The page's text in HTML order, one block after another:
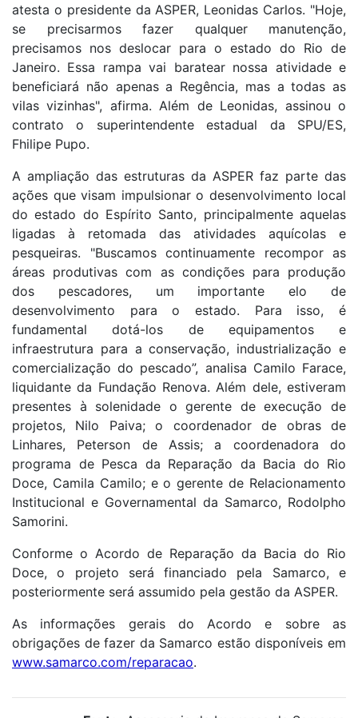
atesta o presidente da ASPER, Leonidas Carlos. "Hoje,
se precisarmos fazer qualquer manutenção,
precisamos nos deslocar para o estado do Rio de
Janeiro. Essa rampa vai baratear nossa atividade e
beneficiará não apenas a Regência, mas a todas as
vilas vizinhas", afirma. Além de Leonidas, assinou o
contrato o superintendente estadual da SPU/ES,
Fhilipe Pupo.
A ampliação das estruturas da ASPER faz parte das
ações que visam impulsionar o desenvolvimento local
do estado do Espírito Santo, principalmente aquelas
ligadas à retomada das atividades aquícolas e
pesqueiras. "Buscamos continuamente recompor as
áreas produtivas com as condições para produção
dos pescadores, um importante elo de
desenvolvimento para o estado. Para isso, é
fundamental dotá-los de equipamentos e
infraestrutura para a conservação, industrialização e
comercialização do pescado”, analisa Camilo Farace,
liquidante da Fundação Renova. Além dele, estiveram
presentes à solenidade o gerente de execução de
projetos, Nilo Paiva; o coordenador de obras de
Linhares, Peterson de Assis; a coordenadora do
programa de Pesca da Reparação da Bacia do Rio
Doce, Camila Camilo; e o gerente de Relacionamento
Institucional e Governamental da Samarco, Rodolpho
Samorini.
Conforme o Acordo de Reparação da Bacia do Rio
Doce, o projeto será financiado pela Samarco, e
posteriormente será assumido pela gestão da ASPER.
As informações gerais do Acordo e sobre as
obrigações de fazer da Samarco estão disponíveis em
www.samarco.com/reparacao.